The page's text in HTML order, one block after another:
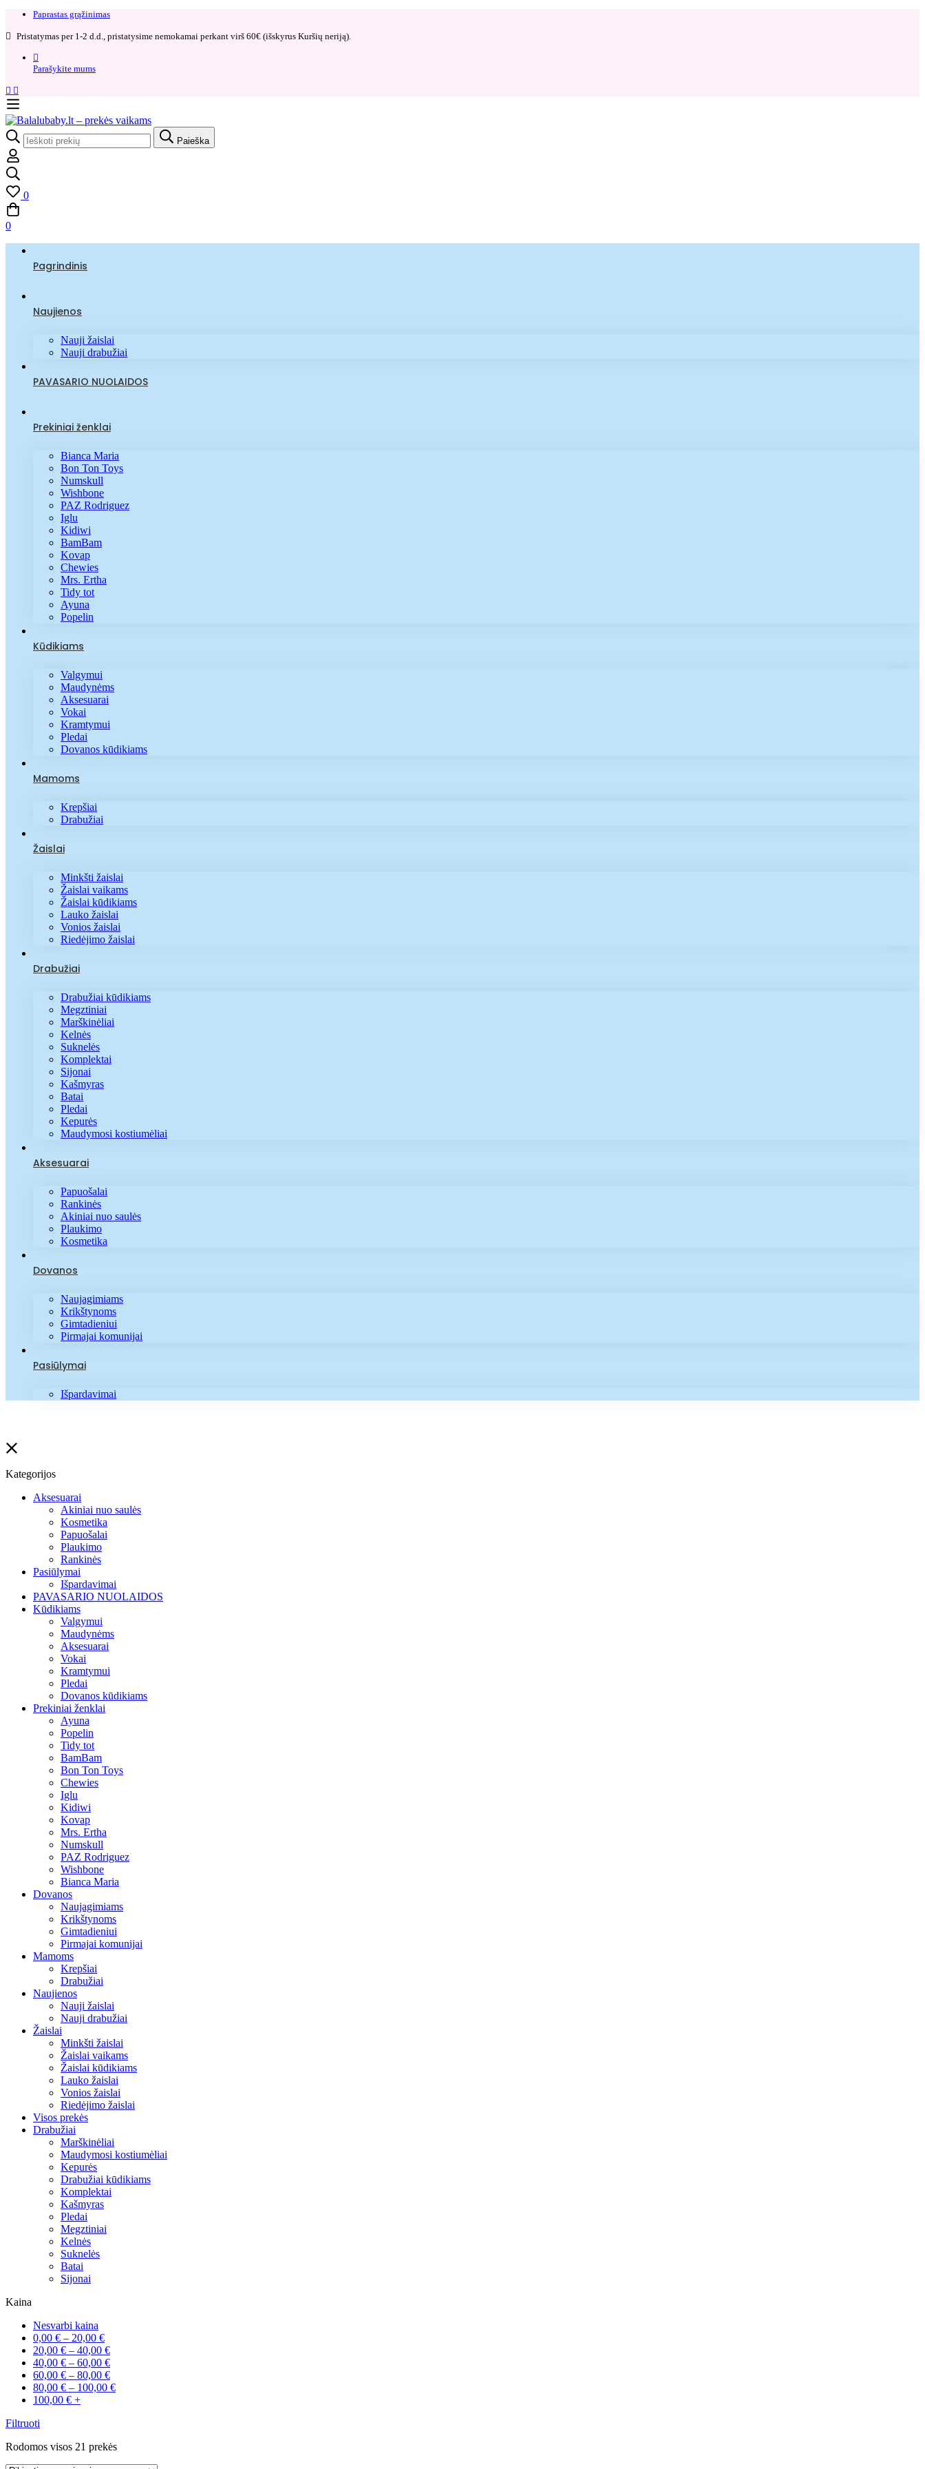
Paprastas grąžinimas​
Pristatymas per 1-2 d.d., pristatysime nemokamai perkant virš 60€ (išskyrus Kuršių neriją).
Parašykite mums
Search
for:
Paieška
0
0
Pagrindinis
Naujienos
Nauji žaislai
Nauji drabužiai
PAVASARIO NUOLAIDOS
Prekiniai ženklai
Bianca Maria
Bon Ton Toys
Numskull
Wishbone
PAZ Rodriguez
Iglu
Kidiwi
BamBam
Kovap
Chewies
Mrs. Ertha
Tidy tot
Ayuna
Popelin
Kūdikiams
Valgymui
Maudynėms
Aksesuarai
Vokai
Kramtymui
Pledai
Dovanos kūdikiams
Mamoms
Krepšiai
Drabužiai
Žaislai
Minkšti žaislai
Žaislai vaikams
Žaislai kūdikiams
Lauko žaislai
Vonios žaislai
Riedėjimo žaislai
Drabužiai
Drabužiai kūdikiams
Megztiniai
Marškinėliai
Kelnės
Suknelės
Komplektai
Sijonai
Kašmyras
Batai
Pledai
Kepurės
Maudymosi kostiumėliai
Aksesuarai
Papuošalai
Rankinės
Akiniai nuo saulės
Plaukimo
Kosmetika
Dovanos
Naujagimiams
Krikštynoms
Gimtadieniui
Pirmajai komunijai
Pasiūlymai
Išpardavimai
Kategorijos
Aksesuarai
Akiniai nuo saulės
Kosmetika
Papuošalai
Plaukimo
Rankinės
Pasiūlymai
Išpardavimai
PAVASARIO NUOLAIDOS
Kūdikiams
Valgymui
Maudynėms
Aksesuarai
Vokai
Kramtymui
Pledai
Dovanos kūdikiams
Prekiniai ženklai
Ayuna
Popelin
Tidy tot
BamBam
Bon Ton Toys
Chewies
Iglu
Kidiwi
Kovap
Mrs. Ertha
Numskull
PAZ Rodriguez
Wishbone
Bianca Maria
Dovanos
Naujagimiams
Krikštynoms
Gimtadieniui
Pirmajai komunijai
Mamoms
Krepšiai
Drabužiai
Naujienos
Nauji žaislai
Nauji drabužiai
Žaislai
Minkšti žaislai
Žaislai vaikams
Žaislai kūdikiams
Lauko žaislai
Vonios žaislai
Riedėjimo žaislai
Visos prekės
Drabužiai
Marškinėliai
Maudymosi kostiumėliai
Kepurės
Drabužiai kūdikiams
Komplektai
Kašmyras
Pledai
Megztiniai
Kelnės
Suknelės
Batai
Sijonai
Kaina
Nesvarbi kaina
0,00 € – 20,00 €
20,00 € – 40,00 €
40,00 € – 60,00 €
60,00 € – 80,00 €
80,00 € – 100,00 €
100,00 € +
Filtruoti
Rodomos visos 21 prekėsSorted